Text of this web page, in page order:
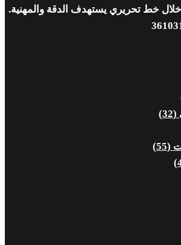
خط تحريري يستهدف الدقة والمهنية.
(32)
(55)